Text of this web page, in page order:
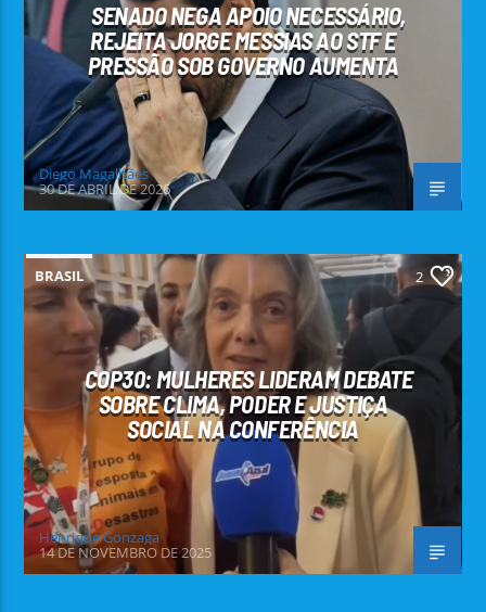
SENADO NEGA APOIO NECESSÁRIO,
REJEITA JORGE MESSIAS AO STF E
PRESSÃO SOB GOVERNO AUMENTA
Diego Magalhães
30 DE ABRIL DE 2026
BRASIL 2
COP30: MULHERES LIDERAM DEBATE
SOBRE CLIMA, PODER E JUSTIÇA
SOCIAL NA CONFERÊNCIA
Henrique Gonzaga
14 DE NOVEMBRO DE 2025